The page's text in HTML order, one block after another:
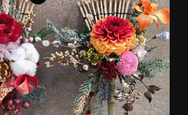
物大師 Lv.2 證照